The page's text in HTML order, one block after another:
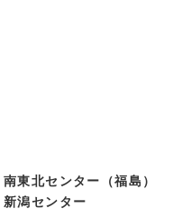
南東北センター（福島）
新潟センター